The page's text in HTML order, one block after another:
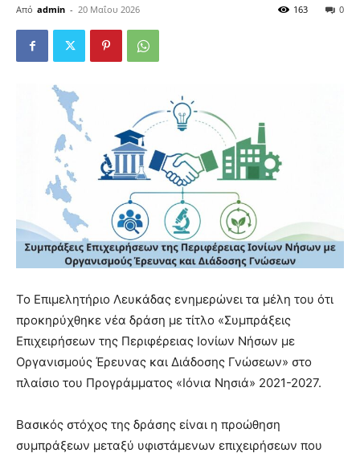
Από admin - 20 Μαΐου 2026 0
163
Το Επιμελητήριο Λευκάδας ενημερώνει τα μέλη του ότι
προκηρύχθηκε νέα δράση με τίτλο «Συμπράξεις
Επιχειρήσεων της Περιφέρειας Ιονίων Νήσων με
Οργανισμούς Έρευνας και Διάδοσης Γνώσεων» στο
πλαίσιο του Προγράμματος «Ιόνια Νησιά» 2021-2027.
Βασικός στόχος της δράσης είναι η προώθηση
συμπράξεων μεταξύ υφιστάμενων επιχειρήσεων που